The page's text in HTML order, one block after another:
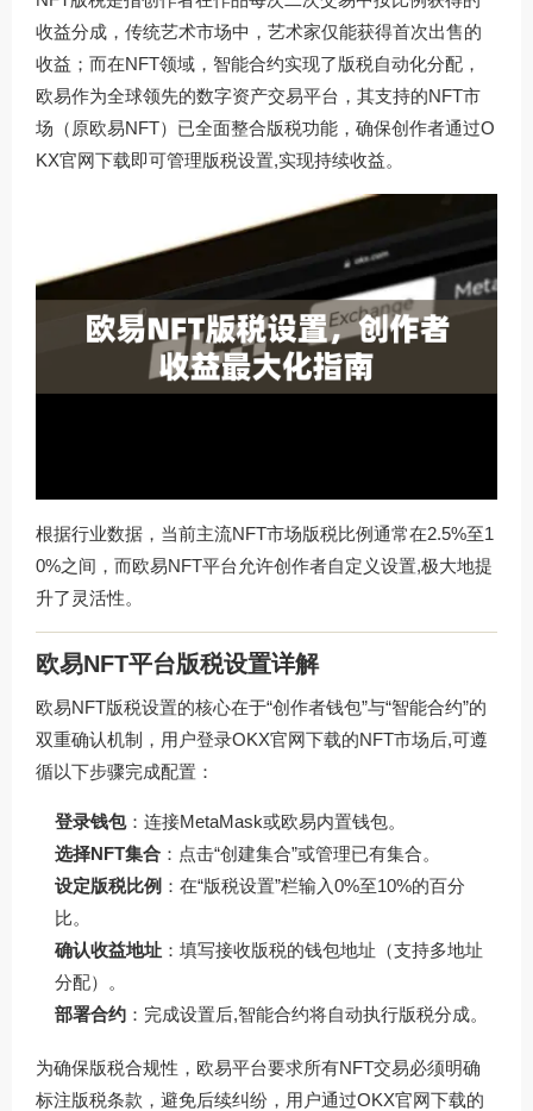
收益分成，传统艺术市场中，艺术家仅能获得首次出售的
收益；而在NFT领域，智能合约实现了版税自动化分配，
欧易作为全球领先的数字资产交易平台，其支持的NFT市
场（原欧易NFT）已全面整合版税功能，确保创作者通过O
KX官网下载即可管理版税设置,实现持续收益。
根据行业数据，当前主流NFT市场版税比例通常在2.5%至1
0%之间，而欧易NFT平台允许创作者自定义设置,极大地提
升了灵活性。
欧易NFT平台版税设置详解
欧易NFT版税设置的核心在于“创作者钱包”与“智能合约”的
双重确认机制，用户登录OKX官网下载的NFT市场后,可遵
循以下步骤完成配置：
登录钱包：连接MetaMask或欧易内置钱包。
选择NFT集合 ：点击“创建集合”或管理已有集合。
设定版税比例 ：在“版税设置”栏输入0%至10%的百分
比。
确认收益地址 ：填写接收版税的钱包地址（支持多地址
分配）。
部署合约 ：完成设置后,智能合约将自动执行版税分成。
为确保版税合规性，欧易平台要求所有NFT交易必须明确
标注版税条款，避免后续纠纷，用户通过OKX官网下载的